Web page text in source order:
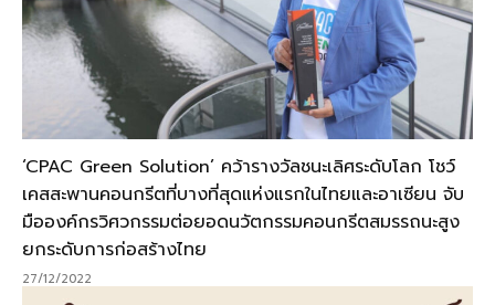
‘CPAC Green Solution’ คว้ารางวัลชนะเลิศระดับโลก โชว์
เคสสะพานคอนกรีตที่บางที่สุดแห่งแรกในไทยและอาเซียน จับ
มือองค์กรวิศวกรรมต่อยอดนวัตกรรมคอนกรีตสมรรถนะสูง
ยกระดับการก่อสร้างไทย
27/12/2022